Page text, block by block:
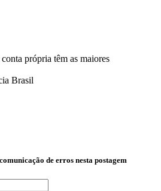
Brasil
de erros nesta postagem